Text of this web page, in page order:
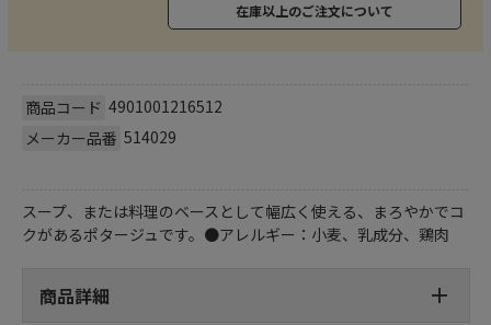
在庫以上のご注文について
商品コード 4901001216512
メーカー品番 514029
スープ、または料理のベースとして幅広く使える、まろやかでコ
クがあるポタージュです。●アレルギー：小麦、乳成分、鶏肉
商品詳細